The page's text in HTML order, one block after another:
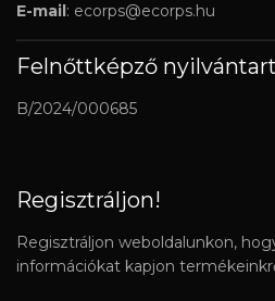
E-mail : ecorps@ecorps.hu
Felnőttképző
B/2024/000685
Regisztráljon!
Regisztráljon weboldalunkon,
információkat kapjon